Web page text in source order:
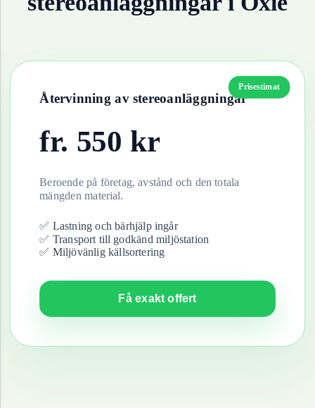
Prisestimat
Återvinning av stereoanläggningar
fr. 550 kr
Beroende på företag, avstånd och den totala
mängden material.
✅ Lastning och bärhjälp ingår
✅ Transport till godkänd miljöstation
✅ Miljövänlig källsortering
Få exakt offert